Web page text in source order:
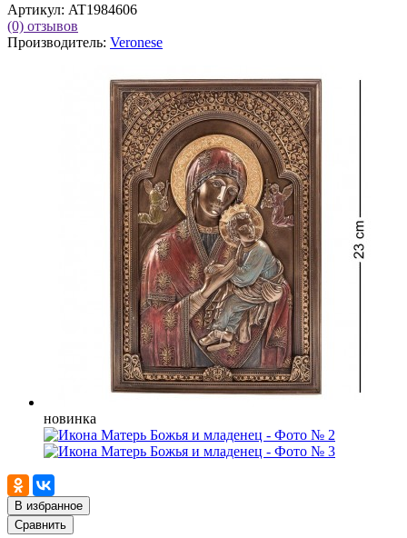
Артикул: AT1984606
(0) отзывов
Производитель: Veronese
новинка
В избранное
Сравнить